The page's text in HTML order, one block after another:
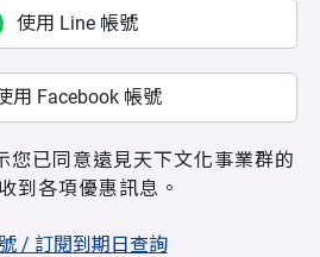
使用 Line 帳號
用 Facebook 帳號
您已同意遠見天下文化事業群的
到各項優惠訊息。
/ 訂閱到期日查詢